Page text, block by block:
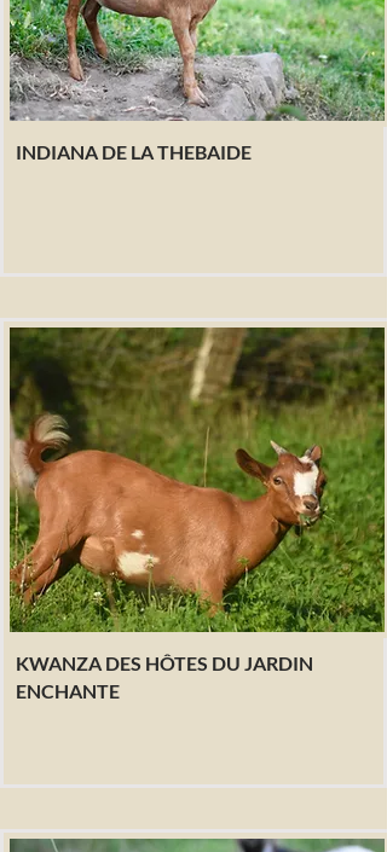
INDIANA DE LA THEBAIDE
KWANZA DES HÔTES DU JARDIN
ENCHANTE